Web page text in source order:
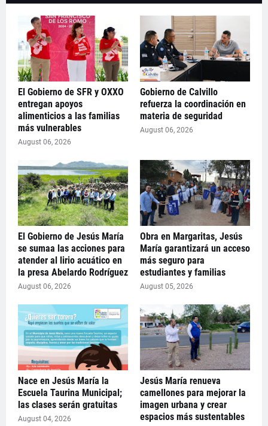
El Gobierno de SFR y OXXO
entregan apoyos
alimenticios a las familias
más vulnerables
August 06, 2026
Gobierno de Calvillo
refuerza la coordinación en
materia de seguridad
August 06, 2026
El Gobierno de Jesús María
se sumaa las acciones para
atender al lirio acuático en
la presa Abelardo Rodríguez
August 06, 2026
Obra en Margaritas, Jesús
María garantizará un acceso
más seguro para
estudiantes y familias
August 05, 2026
Nace en Jesús María la
Escuela Taurina Municipal;
las clases serán gratuitas
August 04, 2026
Jesús María renueva
camellones para mejorar la
imagen urbana y crear
espacios más sustentables